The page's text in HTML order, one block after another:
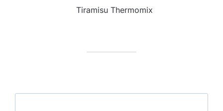
Tiramisu Thermomix